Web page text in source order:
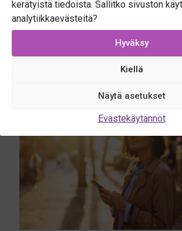
kerätyistä tiedoista. Sallitko sivuston
analytiikkaevästeitä?
Hyväksy
Kiellä
Näytä asetukset
Evästekäytännöt